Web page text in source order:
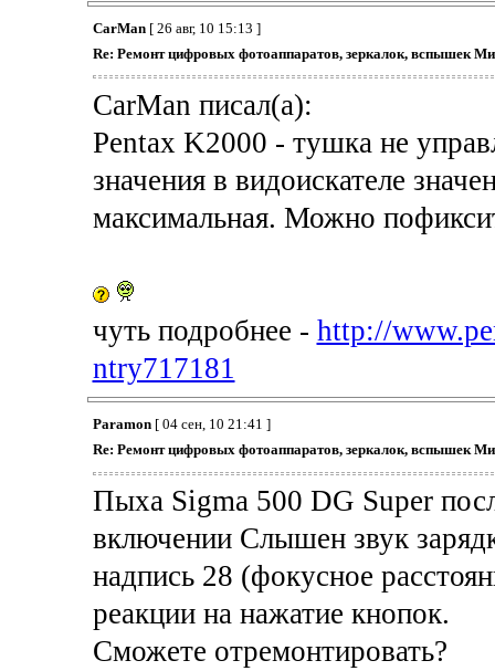
CarMan[ 26 авг, 10 15:13 ]
Re: Ремонт цифровых фотоаппаратов, зеркалок, вспышек
CarMan писал(а):
Pentax K2000 - тушка не
значения в видоискателе
максимальная. Можно
чуть подробнее - http://
ntry717181
Paramon[ 04 сен, 10 21:41 ]
Re: Ремонт цифровых фотоаппаратов, зеркалок, вспышек
Пыха Sigma 500 DG Super
включении Слышен звук
надпись 28 (фокусное
реакции на нажатие кнопок.
Сможете отремонтировать?